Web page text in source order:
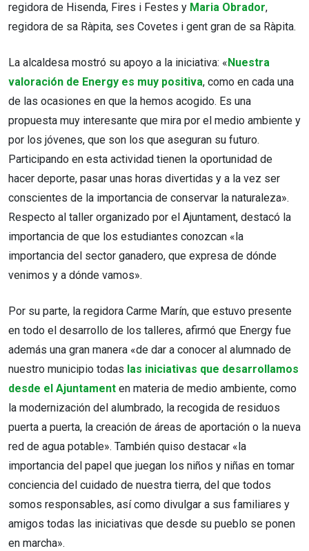
regidora de Hisenda, Fires i Festes y Maria Obrador,
regidora de sa Ràpita, ses Covetes i gent gran de sa Ràpita.
La alcaldesa mostró su apoyo a la iniciativa: « Nuestra
valoración de Energy es muy positiva, como en cada una
de las ocasiones en que la hemos acogido. Es una
propuesta muy interesante que mira por el medio ambiente y
por los jóvenes, que son los que aseguran su futuro.
Participando en esta actividad tienen la oportunidad de
hacer deporte, pasar unas horas divertidas y a la vez ser
conscientes de la importancia de conservar la naturaleza».
Respecto al taller organizado por el Ajuntament, destacó la
importancia de que los estudiantes conozcan «la
importancia del sector ganadero, que expresa de dónde
venimos y a dónde vamos».
Por su parte, la regidora Carme Marín, que estuvo presente
en todo el desarrollo de los talleres, afirmó que Energy fue
además una gran manera «de dar a conocer al alumnado de
nuestro municipio todas las iniciativas que desarrollamos
desde el Ajuntament en materia de medio ambiente, como
la modernización del alumbrado, la recogida de residuos
puerta a puerta, la creación de áreas de aportación o la nueva
red de agua potable». También quiso destacar «la
importancia del papel que juegan los niños y niñas en tomar
conciencia del cuidado de nuestra tierra, del que todos
somos responsables, así como divulgar a sus familiares y
amigos todas las iniciativas que desde su pueblo se ponen
en marcha».